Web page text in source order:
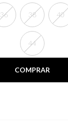
36 38 40
44
COMPRAR